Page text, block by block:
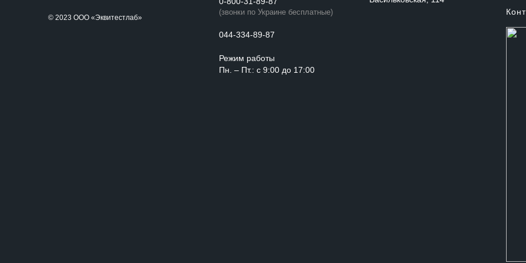
© 2023 ООО «Эквитестлаб»
(звонки по Украине бесплатные)
044-334-89-87
Режим работы
Пн. – Пт.: с 9:00 до 17:00